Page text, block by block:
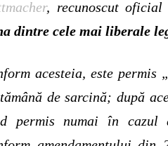
, recunoscut oficial
dintre cele mai liberale
acesteia, este
de sarcină; după
permis numai în cazul